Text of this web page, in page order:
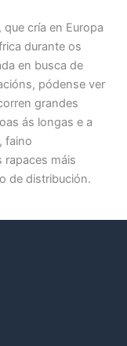
cría en Europa
durante os
en busca de
pódense ver
grandes
ás longas e a
faino
rapaces máis
de distribución.